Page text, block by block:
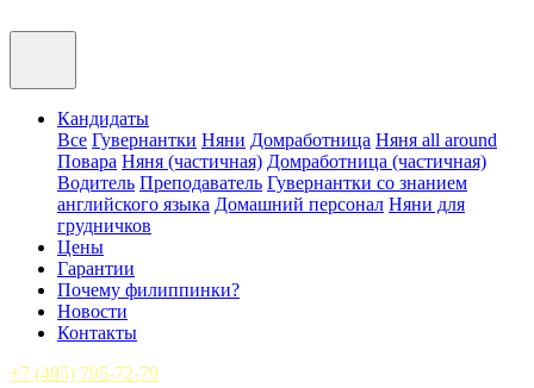
Кандидаты
Все Гувернантки Няни Домработница Няня all around
Повара Няня (частичная) Домработница (частичная)
Водитель Преподаватель Гувернантки со знанием
английского языка Домашний персонал Няни для
грудничков
Цены
Гарантии
Почему филиппинки?
Новости
Контакты
+7 (495) 795-72-79